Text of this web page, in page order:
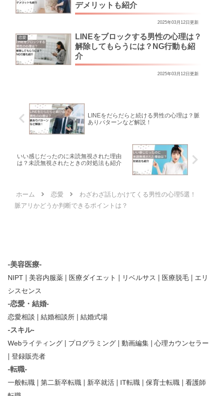
デメリットも紹介
2025年03月12日更新
恋愛
LINEをブロックする男性の心理は？
解除してもらうには？NG行動も紹
介
2025年03月12日更新
LINEをだらだらと続ける男性の心理は？脈
ありパターンなど解説！
いい感じだったのに未読無視された理由
は？未読無視されたときの対処法も紹介
ホーム 恋愛
わざわざ話しかけてくる男性の心理5選！
脈アリかどうか判断できるポイントは？
-美容医療-
NIPT | 美容内服薬 | 医療ダイエット | リベルサス | 医療脱毛 | エリ
シスセンス
-恋愛・結婚-
恋愛相談 | 結婚相談所 | 結婚式場
-スキル-
Webライティング | プログラミング | 動画編集 | 心理カウンセラー
| 登録販売者
-転職-
一般転職 | 第二新卒転職 | 新卒就活 | IT転職 | 保育士転職 | 看護師